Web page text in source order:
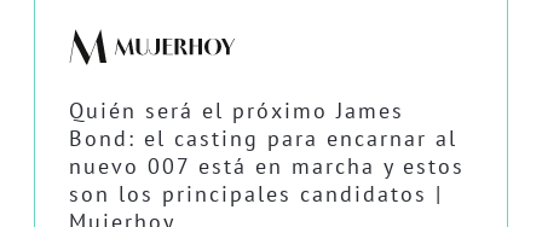
Quién será el próximo James
Bond: el casting para encarnar al
nuevo 007 está en marcha y estos
son los principales candidatos |